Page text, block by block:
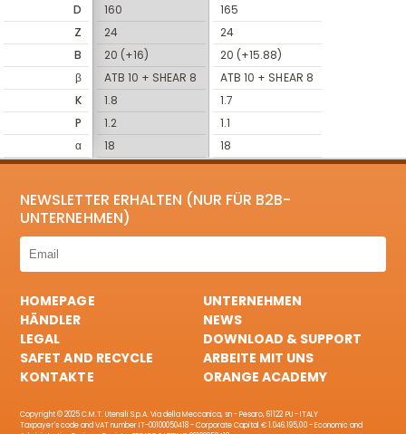
D
Z
B
β
K
P
α
160
24
20 (+16)
ATB 10 + SHEAR 8
1.8
1.2
18
165
24
20 (+15.88)
ATB 10 + SHEAR 8
1.7
1.1
18
NEWSLETTER ERHALTEN (NUR FÜR B2B-
UNTERNEHMEN)
HOMEPAGE
UNTERNEHMEN
HÄNDLER
NEWS
LEGAL
DOWNLOAD & SUPPORT
SAFET AND RECYCLE
ARBEITE MIT UNS
KONTAKTE
ORANGE ACADEMY
Copyright © 2025 C.M.T. Utensili S.p.A. Via della Meccanica, sn - Pesaro, 61122 PU - ITALY
Taxpayer's code and VAT number IT-00100050418 - Corporate Capital € 1.046.195,00 - Economic and